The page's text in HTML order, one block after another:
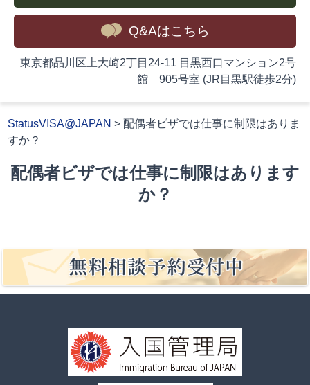
Q&Aはこちら
東京都品川区上大崎2丁目24-11 目黒西口マンション2号
館 905号室 (JR目黒駅徒歩2分)
StatusVISA@JAPAN > 配偶者ビザでは仕事に制限はありま
すか？
配偶者ビザでは仕事に制限はあります
か？